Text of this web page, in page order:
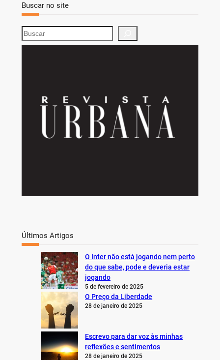
Buscar no site
S
e
Últimos Artigos
O Inter não está jogando nem perto
do que sabe, pode e deveria estar
jogando
5 de fevereiro de 2025
O Preço da Liberdade
28 de janeiro de 2025
Escrevo para dar voz às minhas
reflexões e sentimentos
28 de janeiro de 2025